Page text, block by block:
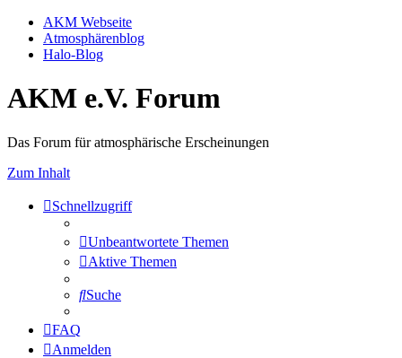
AKM Webseite
Atmosphärenblog
Halo-Blog
AKM e.V. Forum
Das Forum für atmosphärische Erscheinungen
Zum Inhalt
Schnellzugriff
Unbeantwortete Themen
Aktive Themen
Suche
FAQ
Anmelden